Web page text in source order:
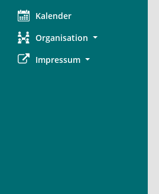
Kalender
Organisation
Impressum